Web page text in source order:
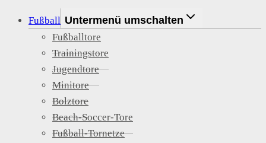
Fußball Untermenü umschalten
Fußballtore
Trainingstore
Jugendtore
Minitore
Bolztore
Beach-Soccer-Tore
Fußball-Tornetze